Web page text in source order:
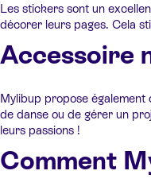
Les stickers sont un
décorer leurs pages. Cela
Accessoire
Mylibup propose également
de danse ou de gérer un
leurs passions !
Comment